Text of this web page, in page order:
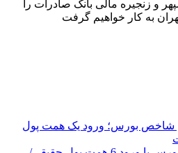
و زنجیره مالی بانک صادرات را
به کار خواهیم گرفت
واحدی شاخص بورس؛ ورود یک همت پول